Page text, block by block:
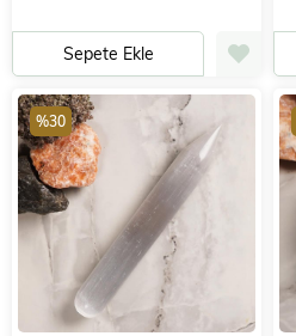
Sepete Ekle
%30